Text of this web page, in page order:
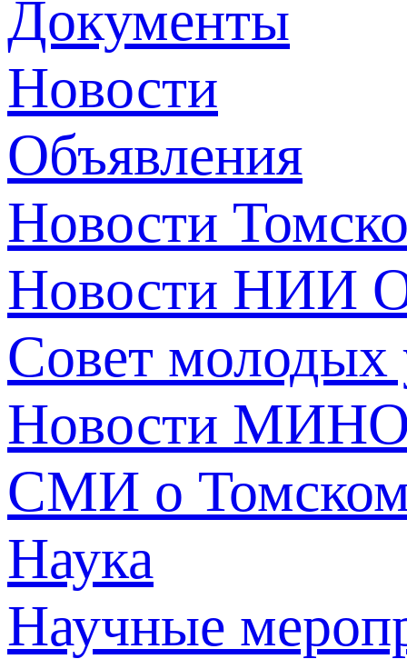
Документы
Новости
Объявления
Новости
Новости НИИ
Совет молодых
Новости
СМИ о
Наука
Научные